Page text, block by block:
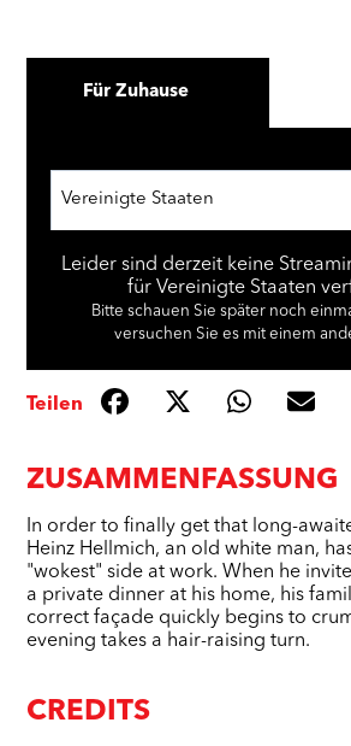
ZUSAMMENFASSUNG
In order to finally get that long-
Heinz Hellmich, an old white man,
"wokest" side at work. When he
a private dinner at his home, his
correct façade quickly begins to
evening takes a hair-raising turn.
CREDITS
Für Zuhause
Vereinigte Staaten
Leider sind derzeit keine
für Vereinigte Staaten
Bitte schauen Sie später noch
versuchen Sie es mit einem
Teilen